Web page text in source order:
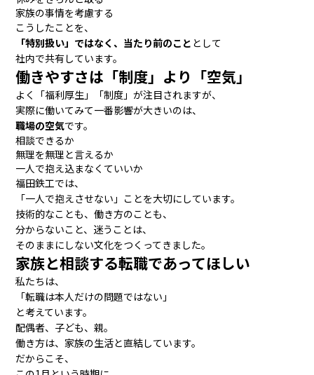
家族の事情を考慮する
こうしたことを、
「特別扱い」ではなく、当たり前のこと として
社内で共有しています。
働きやすさは「制度」より「空気」
よく「福利厚生」「制度」が注目されますが、
実際に働いてみて一番影響が大きいのは、
職場の空気です。
相談できるか
無理を無理と言えるか
一人で抱え込まなくていいか
福田鉄工では、
「一人で抱えさせない」ことを大切にしています。
技術的なことも、働き方のことも、
分からないこと、迷うことは、
そのままにしない文化をつくってきました。
家族と相談する転職であってほしい
私たちは、
「転職は本人だけの問題ではない」
と考えています。
配偶者、子ども、親。
働き方は、家族の生活と直結しています。
だからこそ、